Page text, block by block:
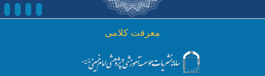
رفتن به محتوای اصلی
معرفت کلامی